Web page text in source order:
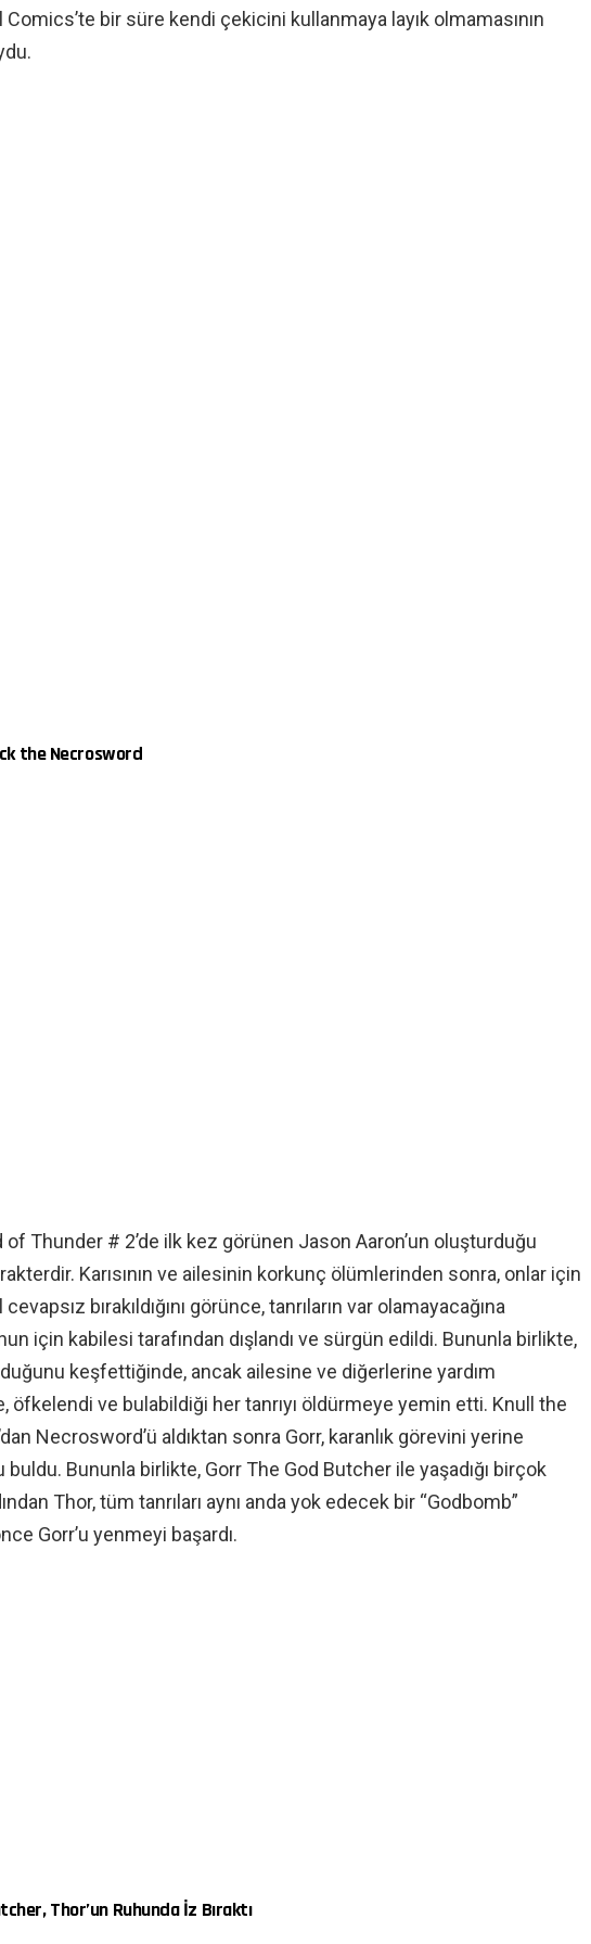
Comics’te bir süre kendi çekicini kullanmaya layık olmamasının
the Necrosword
of Thunder # 2’de ilk kez görünen Jason Aaron’un oluşturduğu
Karısının ve ailesinin korkunç ölümlerinden sonra, onlar için
cevapsız bırakıldığını görünce, tanrıların var olamayacağına
için kabilesi tarafından dışlandı ve sürgün edildi. Bununla birlikte,
keşfettiğinde, ancak ailesine ve diğerlerine yardım
öfkelendi ve bulabildiği her tanrıyı öldürmeye yemin etti. Knull the
Necrosword’ü aldıktan sonra Gorr, karanlık görevini yerine
Bununla birlikte, Gorr The God Butcher ile yaşadığı birçok
Thor, tüm tanrıları aynı anda yok edecek bir “Godbomb”
Gorr’u yenmeyi başardı.
Thor’un Ruhunda İz Bıraktı